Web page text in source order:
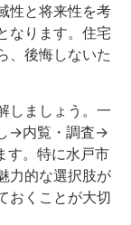
性と将来性を考
なります。住宅
、後悔しないた
しましょう。一
→内覧・調査→
。特に水戸市
力的な選択肢が
おくことが大切